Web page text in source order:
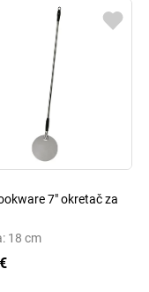
7" okretač za
18 cm